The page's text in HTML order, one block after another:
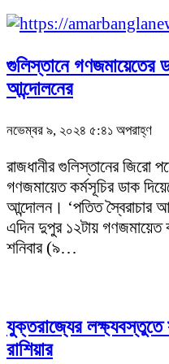
গুলিস্তানে গণজমায়েতের
আন্দোলনের
নভেম্বর ৯, ২০২৪ ৫:৪১ অপরাহ্ণ
রাজধানীর গুলিস্তানের জিরো
গণজমায়েত কর্মসূচির ডাক
আন্দোলন। ‘পতিত স্বৈরাচার
এদিন দুপুর ১২টায় গণজমায়েত
শনিবার (৯…
যুক্তরাজ্যের লক্ষ্যবস্তুতে
রাশিয়ার